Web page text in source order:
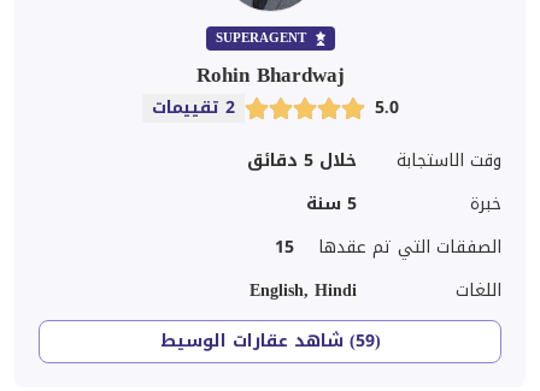
SUPERAGENT
Rohin Bhardwaj
5.0
2 تقييمات
وقت الاستجابة
خلال 5 دقائق
خبرة
5 سنة
الصفقات التي تم عقدها
15
اللغات
English, Hindi
(59) شاهد عقارات الوسيط